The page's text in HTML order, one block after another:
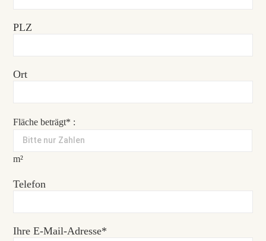
PLZ
Ort
Fläche beträgt* :
m²
Telefon
Ihre E-Mail-Adresse*